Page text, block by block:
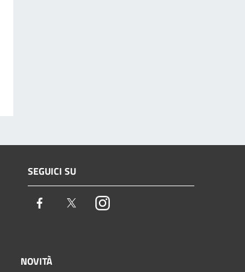
SEGUICI SU
Facebook TwitterInstagram
NOVITÀ